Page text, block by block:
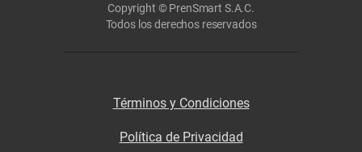
Copyright © PrenSmart S.A.C.
Todos los derechos reservados
Términos y Condiciones
Política de Privacidad